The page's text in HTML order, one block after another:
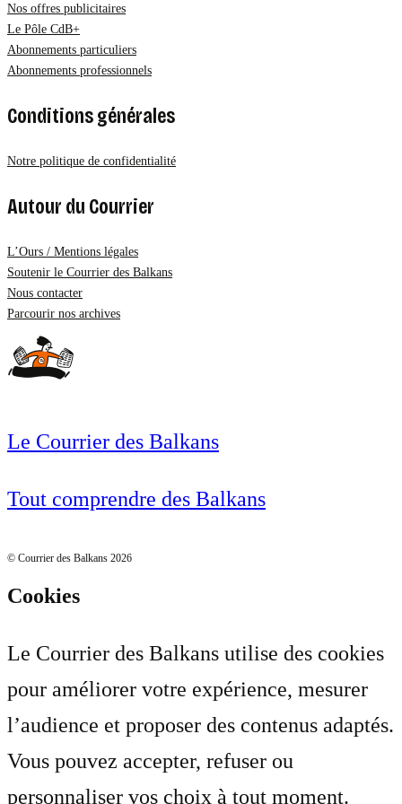
Nos offres publicitaires
Le Pôle CdB+
Abonnements particuliers
Abonnements professionnels
Conditions générales
Notre politique de confidentialité
Autour du Courrier
L’Ours / Mentions légales
Soutenir le Courrier des Balkans
Nous contacter
Parcourir nos archives
Le Courrier des Balkans
Tout comprendre des Balkans
© Courrier des Balkans 2026
Cookies
Le Courrier des Balkans utilise des cookies
pour améliorer votre expérience, mesurer
l’audience et proposer des contenus adaptés.
Vous pouvez accepter, refuser ou
personnaliser vos choix à tout moment.